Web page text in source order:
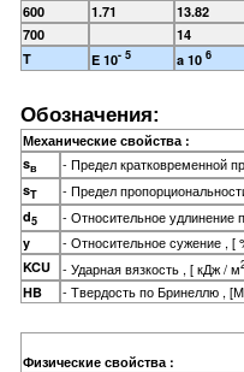
600
1.71 13.82
700
14
T
E 10- 5 a 10 6
Обозначения:
Механические свойства :
sв - Предел кратковременной
sT - Предел
d5 - Относительное удлинение
y - Относительное сужение , [
KCU - Ударная вязкость , [ кДж / м
HB - Твердость по Бринеллю ,
Физические свойства :